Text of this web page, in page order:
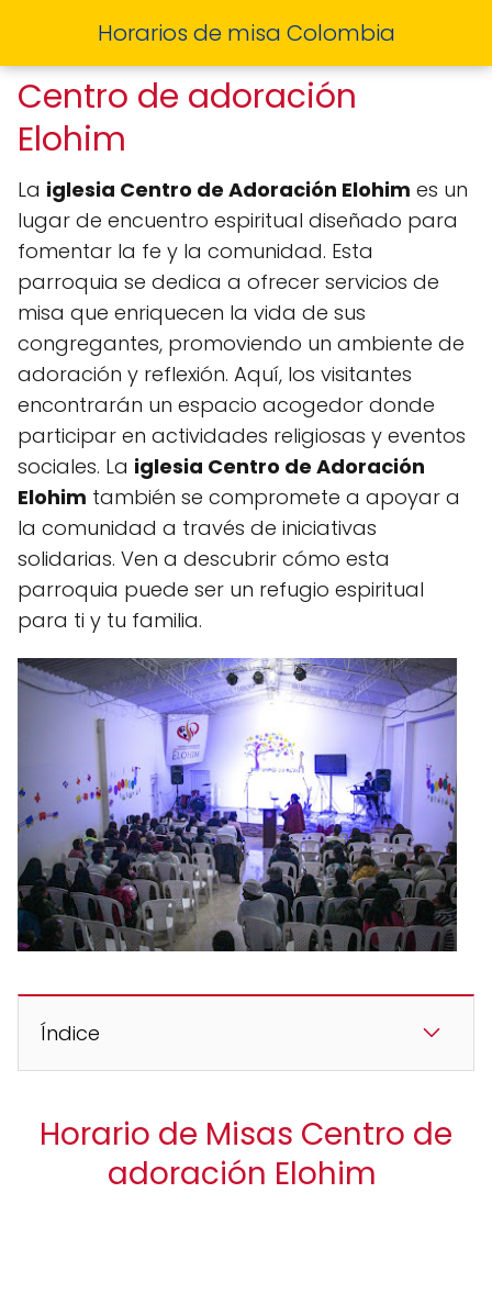
Horarios de misa Colombia
Centro de adoración
Elohim
La iglesia Centro de Adoración Elohim es un
lugar de encuentro espiritual diseñado para
fomentar la fe y la comunidad. Esta
parroquia se dedica a ofrecer servicios de
misa que enriquecen la vida de sus
congregantes, promoviendo un ambiente de
adoración y reflexión. Aquí, los visitantes
encontrarán un espacio acogedor donde
participar en actividades religiosas y eventos
sociales. La iglesia Centro de Adoración
Elohim también se compromete a apoyar a
la comunidad a través de iniciativas
solidarias. Ven a descubrir cómo esta
parroquia puede ser un refugio espiritual
para ti y tu familia.
Índice
Horario de Misas Centro de
adoración Elohim